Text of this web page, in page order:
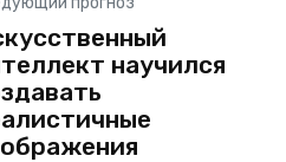
сюрприз. На этот
гигант индустрии
нас новым
научился